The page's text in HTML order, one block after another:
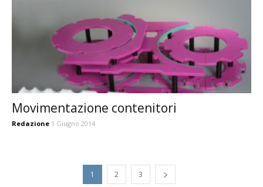
Movimentazione contenitori
Redazione 1 Giugno 2014
1 2 3